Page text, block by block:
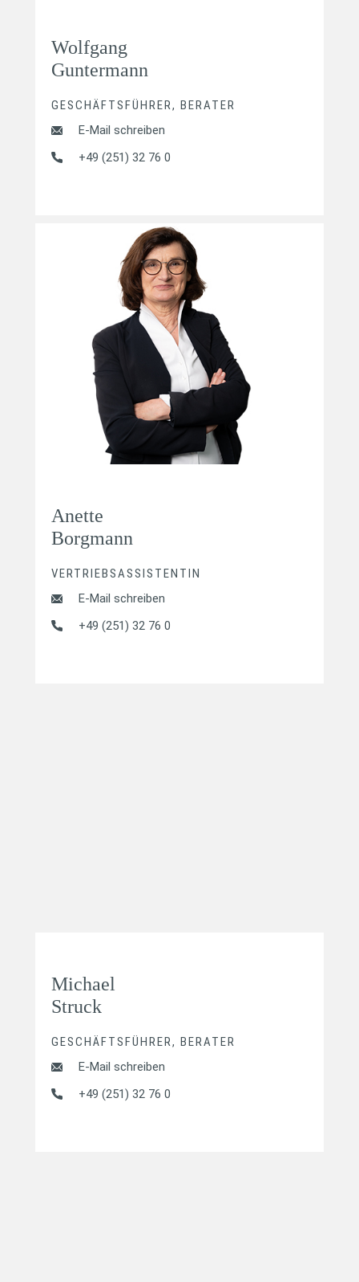
Wolfgang
Guntermann
GESCHÄFTSFÜHRER, BERATER
E-Mail schreiben
+49 (251) 32 76 0
Anette
Borgmann
VERTRIEBSASSISTENTIN
E-Mail schreiben
+49 (251) 32 76 0
Michael
Struck
GESCHÄFTSFÜHRER, BERATER
E-Mail schreiben
+49 (251) 32 76 0